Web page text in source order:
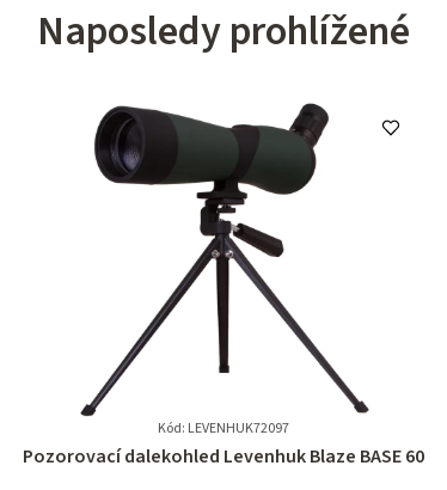
Naposledy prohlížené
Kód: LEVENHUK72097
Průměrné
Pozorovací dalekohled Levenhuk Blaze BASE 60